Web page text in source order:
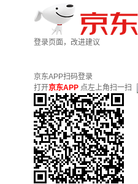
登录页面，改进建议
京东APP扫码登录
打开京东APP 点左上角扫一扫